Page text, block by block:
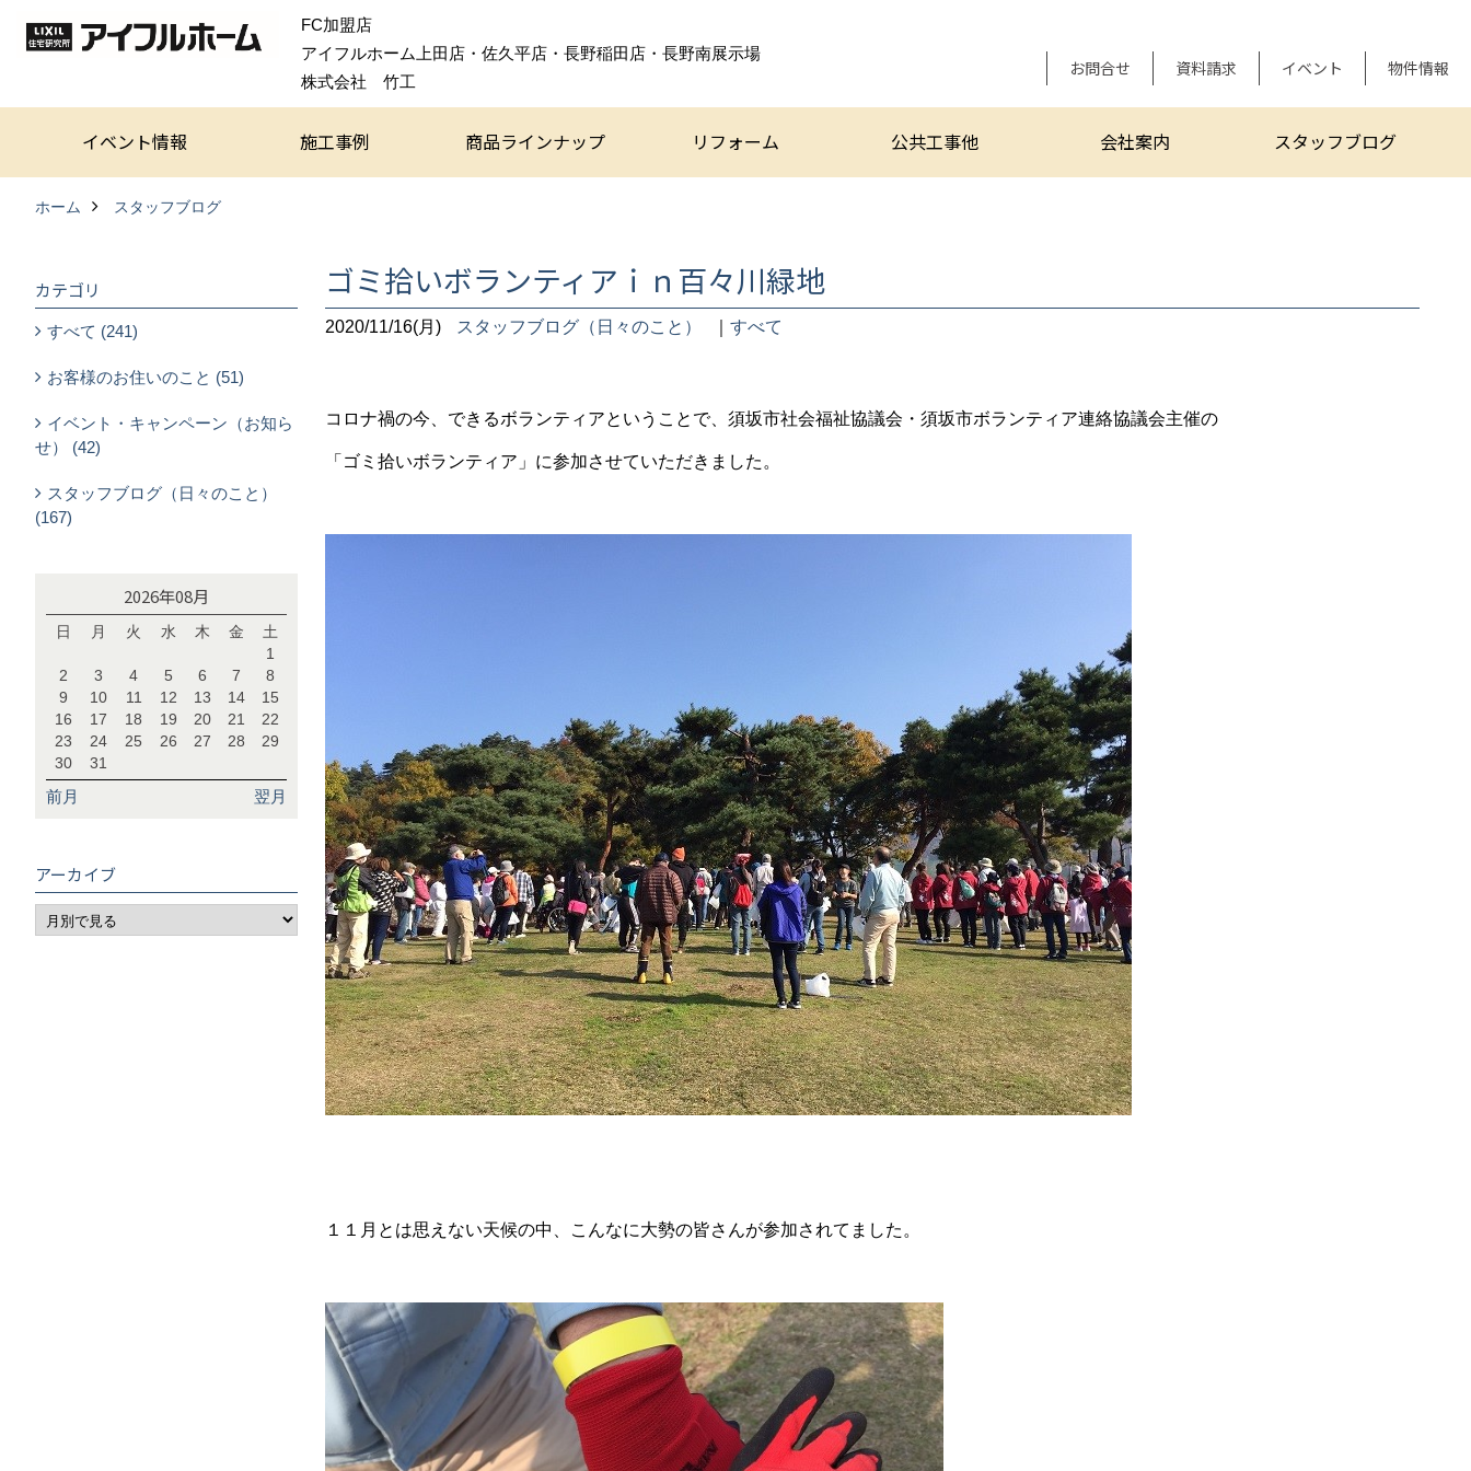
FC加盟店
アイフルホーム上田店・ 佐久平店・長野稲田店・ 長野南展示場
株式会社 竹工
お問合せ 資料請求 イベント 物件情報
イベント情報 施工事例 商品ラインナップ リフォーム 公共工事他 会社案内 スタッフブログ
ホーム スタッフブログ
ゴミ拾いボランティアｉｎ百々川緑地
2020/11/16(月) スタッフブログ（日々のこと） すべて
コロナ禍の今、できるボランティアということで、須坂市社会福祉協議会・須坂市ボランティア連絡協議会主催の
「ゴミ拾いボランティア」に参加させていただきました。
１１月とは思えない天候の中、こんなに大勢の皆さんが参加されてました。
カテゴリ
すべて (241)
お客様のお住いのこと (51)
イベント・キャンペーン（お知ら
せ） (42)
スタッフブログ（日々のこと）
(167)
2026年08月
日 月 火 水 木 金
土
1
2
3 4 5 6 7
8
9
10 11 12 13 14
15
16
17 18 19 20 21
22
23
24 25 26 27 28
29
30
31
前月 翌月
アーカイブ